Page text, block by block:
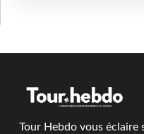
Tour Hebdo vous éclaire